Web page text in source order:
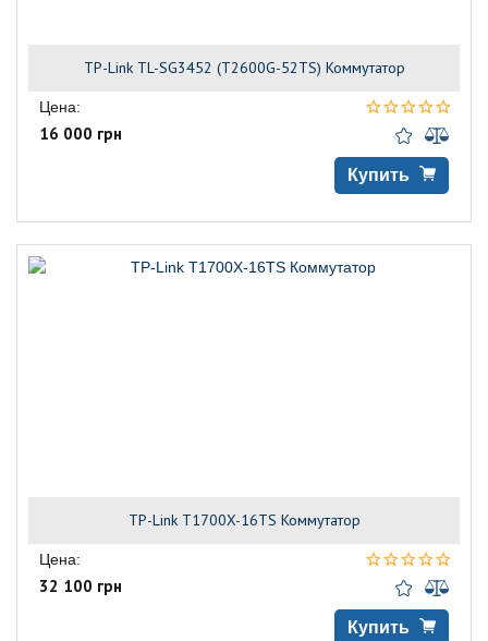
TP-Link TL-SG3452 (T2600G-52TS) Коммутатор
Цена:
16 000 грн
Купить
TP-Link T1700X-16TS Коммутатор
Цена:
32 100 грн
Купить